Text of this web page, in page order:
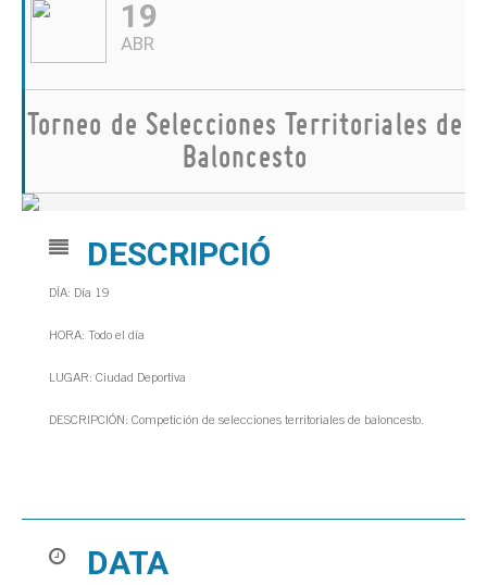
19
ABR
Torneo de Selecciones Territoriales de
Baloncesto
DESCRIPCIÓ
DÍA: Día 19
HORA: Todo el día
LUGAR: Ciudad Deportiva
DESCRIPCIÓN: Competición de selecciones territoriales de baloncesto.
DATA